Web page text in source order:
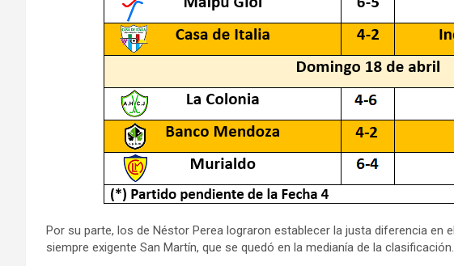
Por su parte, los de Néstor Perea lograron establecer la justa diferencia en
siempre exigente San Martín, que se quedó en la medianía de la clasificación.